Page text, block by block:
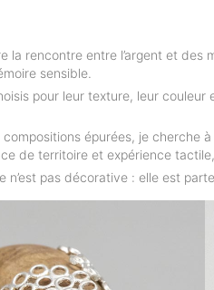
la rencontre entre l’argent et
sensible.
pour leur texture, leur
épurées, je cherche
de territoire et expérience
n’est pas décorative : elle est